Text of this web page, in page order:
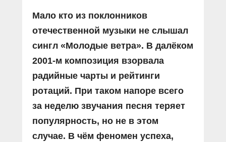
Мало кто из поклонников
отечественной музыки не слышал
сингл «Молодые ветра». В далёком
2001-м композиция взорвала
радийные чарты и рейтинги
ротаций. При таком напоре всего
за неделю звучания песня теряет
популярность, но не в этом
случае. В чём феномен успеха,